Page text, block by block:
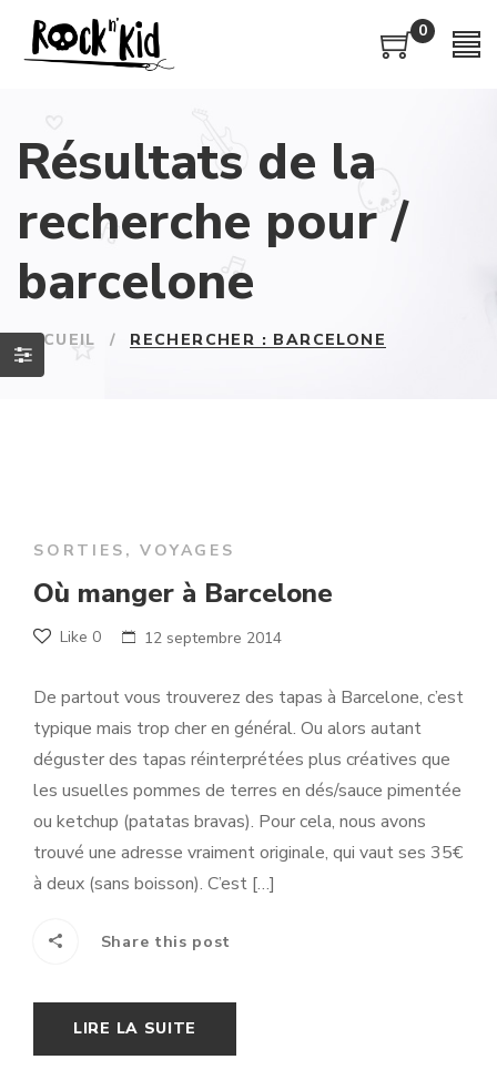
0
Résultats de la
recherche pour /
barcelone
ACCUEIL / RECHERCHER : BARCELONE
SORTIES ,VOYAGES
Où manger à Barcelone
Like 0 12 septembre 2014
De partout vous trouverez des tapas à Barcelone, c’est
typique mais trop cher en général. Ou alors autant
déguster des tapas réinterprétées plus créatives que
les usuelles pommes de terres en dés/sauce pimentée
ou ketchup (patatas bravas). Pour cela, nous avons
trouvé une adresse vraiment originale, qui vaut ses 35€
à deux (sans boisson). C’est […]
LIRE LA SUITE
Share this post